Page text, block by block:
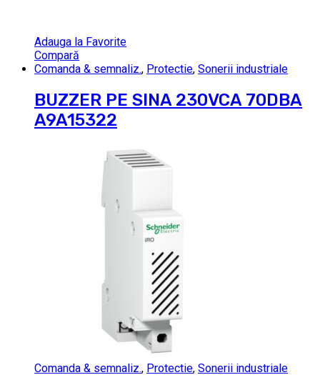
Adauga la Favorite
Compară
Comanda & semnaliz., Protectie, Sonerii industriale
BUZZER PE SINA 230VCA 70DBA
A9A15322
Comanda & semnaliz., Protectie, Sonerii industriale